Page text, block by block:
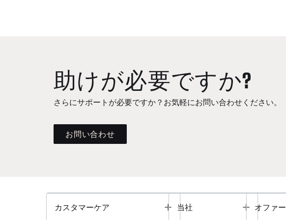
助けが必要ですか?
さらにサポートが必要ですか？お気軽にお問い合わせください。
お問い合わせ
カスタマーケア Toggle
当社 Toggle
オファー